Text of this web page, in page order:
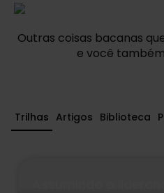
Outras coisas bacanas
e você
Trilhas Artigos Biblioteca